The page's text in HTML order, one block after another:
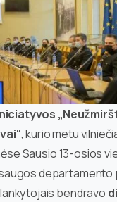
, kurio metu
Sausio 13-osios
bendravo